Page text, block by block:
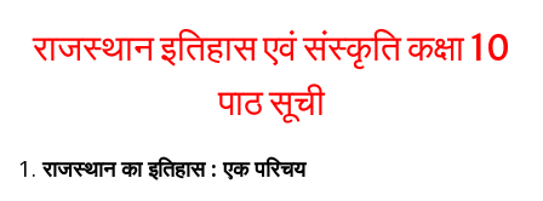
राजस्थान इतिहास एवं संस्कृति कक्षा 10
पाठ सूची
राजस्थान का इतिहास : एक परिचय